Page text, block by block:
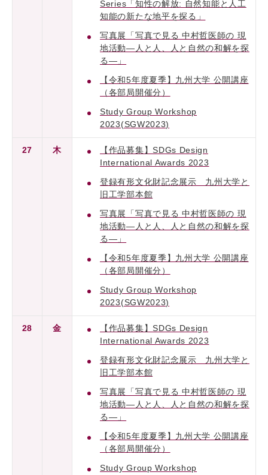
Series「知性の解放: 自然知能と人工
知能の新たな地平を探る」
写真展「写真で見る 中村哲医師の 現
地活動―人と人、人と自然の和解を探
る―」
【令和5年度夏季】九州大学 公開講座
（各部局開催分）
Study Group Workshop
2023(SGW2023)
27 木
【作品募集】SDGs Design
International Awards 2023
登録有形文化財記念展示 九州大学と
旧工学部本館
写真展「写真で見る 中村哲医師の 現
地活動―人と人、人と自然の和解を探
る―」
【令和5年度夏季】九州大学 公開講座
（各部局開催分）
Study Group Workshop
2023(SGW2023)
28 金
【作品募集】SDGs Design
International Awards 2023
登録有形文化財記念展示 九州大学と
旧工学部本館
写真展「写真で見る 中村哲医師の 現
地活動―人と人、人と自然の和解を探
る―」
【令和5年度夏季】九州大学 公開講座
（各部局開催分）
Study Group Workshop